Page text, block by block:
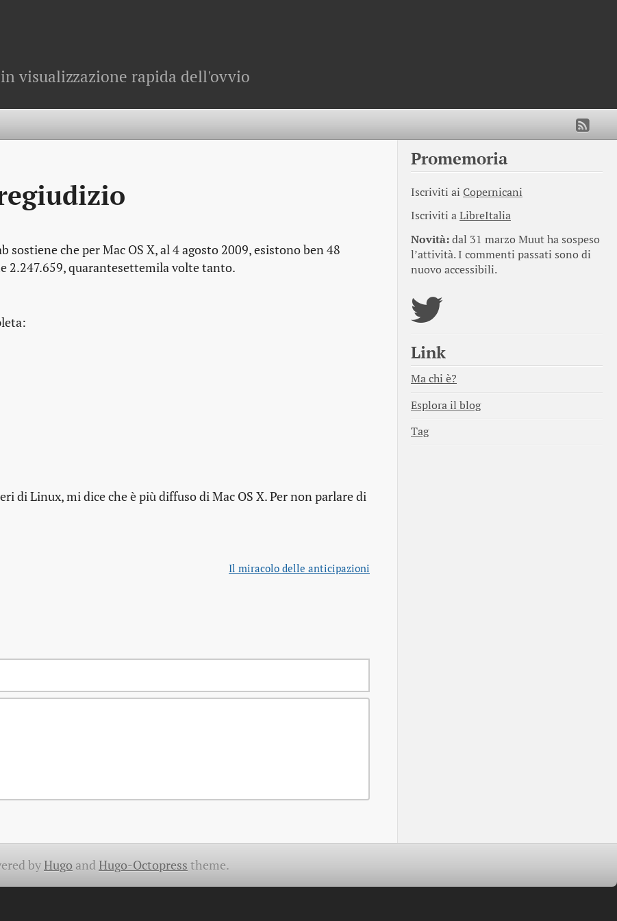
visualizzazione rapida dell'ovvio
sostiene che per Mac OS X, al 4 agosto 2009, esistono ben 48
2.247.659, quarantesettemila volte tanto.
di Linux, mi dice che è più diffuso di Mac OS X. Per non parlare di
Il miracolo delle anticipazioni
Promemoria
Iscriviti ai Copernicani
Iscriviti aLibreItalia
Novità:dal 31 marzo Muut ha sospeso
l’attività. I commenti passati sono di
nuovo accessibili.
Link
Ma chi è?
Esplora il blog
Tag
byHugoandHugo-Octopress theme.